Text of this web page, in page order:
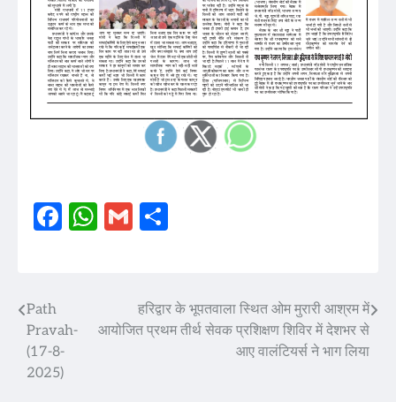
Facebook
WhatsApp
Gmail
Post
navigation
Path
Pravah-
(17-8-
2025)
हरिद्वार के भूपतवाला स्थित ओम मुरारी आश्रम में
आयोजित प्रथम तीर्थ सेवक प्रशिक्षण शिविर में देशभर से
आए वालंटियर्स ने भाग लिया